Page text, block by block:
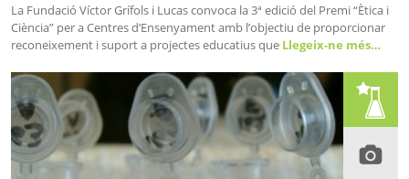
La Fundació Víctor Grífols i Lucas convoca la 3ª edició del Premi “Ètica i
Ciència” per a Centres d’Ensenyament amb l’objectiu de proporcionar
reconeixement i suport a projectes educatius que Llegeix-ne més…